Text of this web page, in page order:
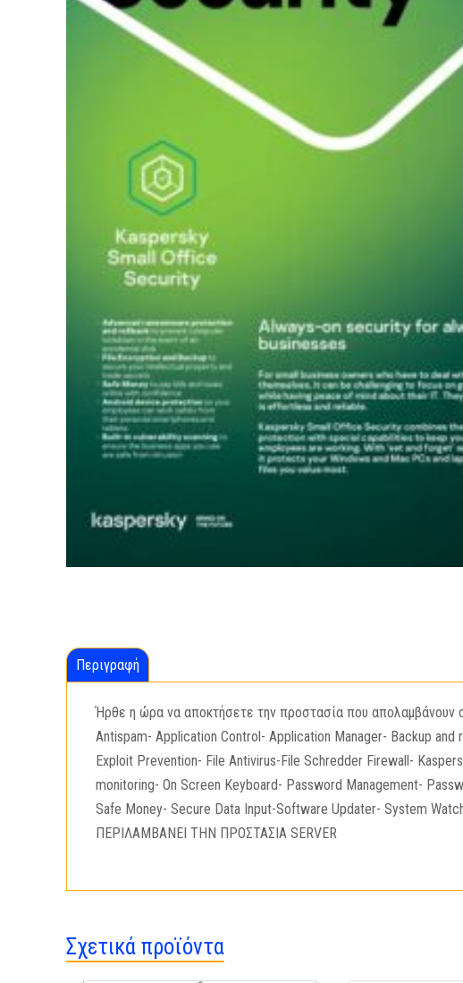
Περιγραφή
Ήρθε η ώρα να αποκτήσετε την προστασία που απολαμβάνουν
Antispam- Application Control- Application Manager- Backup
Exploit Prevention- File Antivirus-File Schredder Firewall-
monitoring- On Screen Keyboard- Password Management-
Safe Money- Secure Data Input-Software Updater- System
ΠΕΡΙΛΑΜΒΑΝΕΙ ΤΗΝ ΠΡΟΣΤΑΣΙΑ SERVER
Σχετικά προϊόντα